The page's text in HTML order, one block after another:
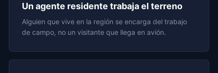
Un agente residente trabaja el terreno
Alguien que vive en la región se encarga del trabajo
de campo, no un visitante que llega en avión.